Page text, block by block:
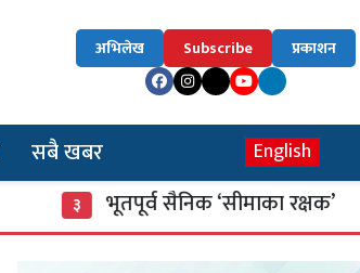
अभिलेख Subscribe प्रकाशन
सबै खबर English
भूतपूर्व सैनिक ‘सीमाका रक्षक’